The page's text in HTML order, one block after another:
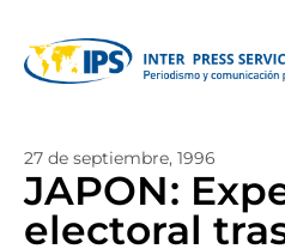
27 de septiembre, 1996
JAPON:
electoral